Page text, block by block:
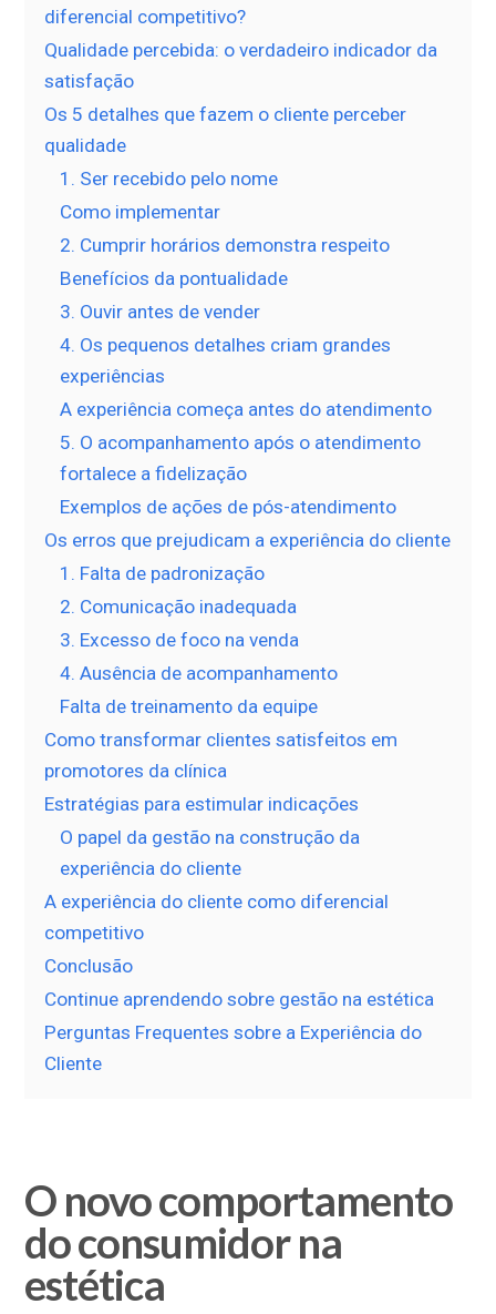
diferencial competitivo?
Qualidade percebida: o verdadeiro indicador da
satisfação
Os 5 detalhes que fazem o cliente perceber
qualidade
1. Ser recebido pelo nome
Como implementar
2. Cumprir horários demonstra respeito
Benefícios da pontualidade
3. Ouvir antes de vender
4. Os pequenos detalhes criam grandes
experiências
A experiência começa antes do atendimento
5. O acompanhamento após o atendimento
fortalece a fidelização
Exemplos de ações de pós-atendimento
Os erros que prejudicam a experiência do cliente
1. Falta de padronização
2. Comunicação inadequada
3. Excesso de foco na venda
4. Ausência de acompanhamento
Falta de treinamento da equipe
Como transformar clientes satisfeitos em
promotores da clínica
Estratégias para estimular indicações
O papel da gestão na construção da
experiência do cliente
A experiência do cliente como diferencial
competitivo
Conclusão
Continue aprendendo sobre gestão na estética
Perguntas Frequentes sobre a Experiência do
Cliente
O novo comportamento
do consumidor na
estética